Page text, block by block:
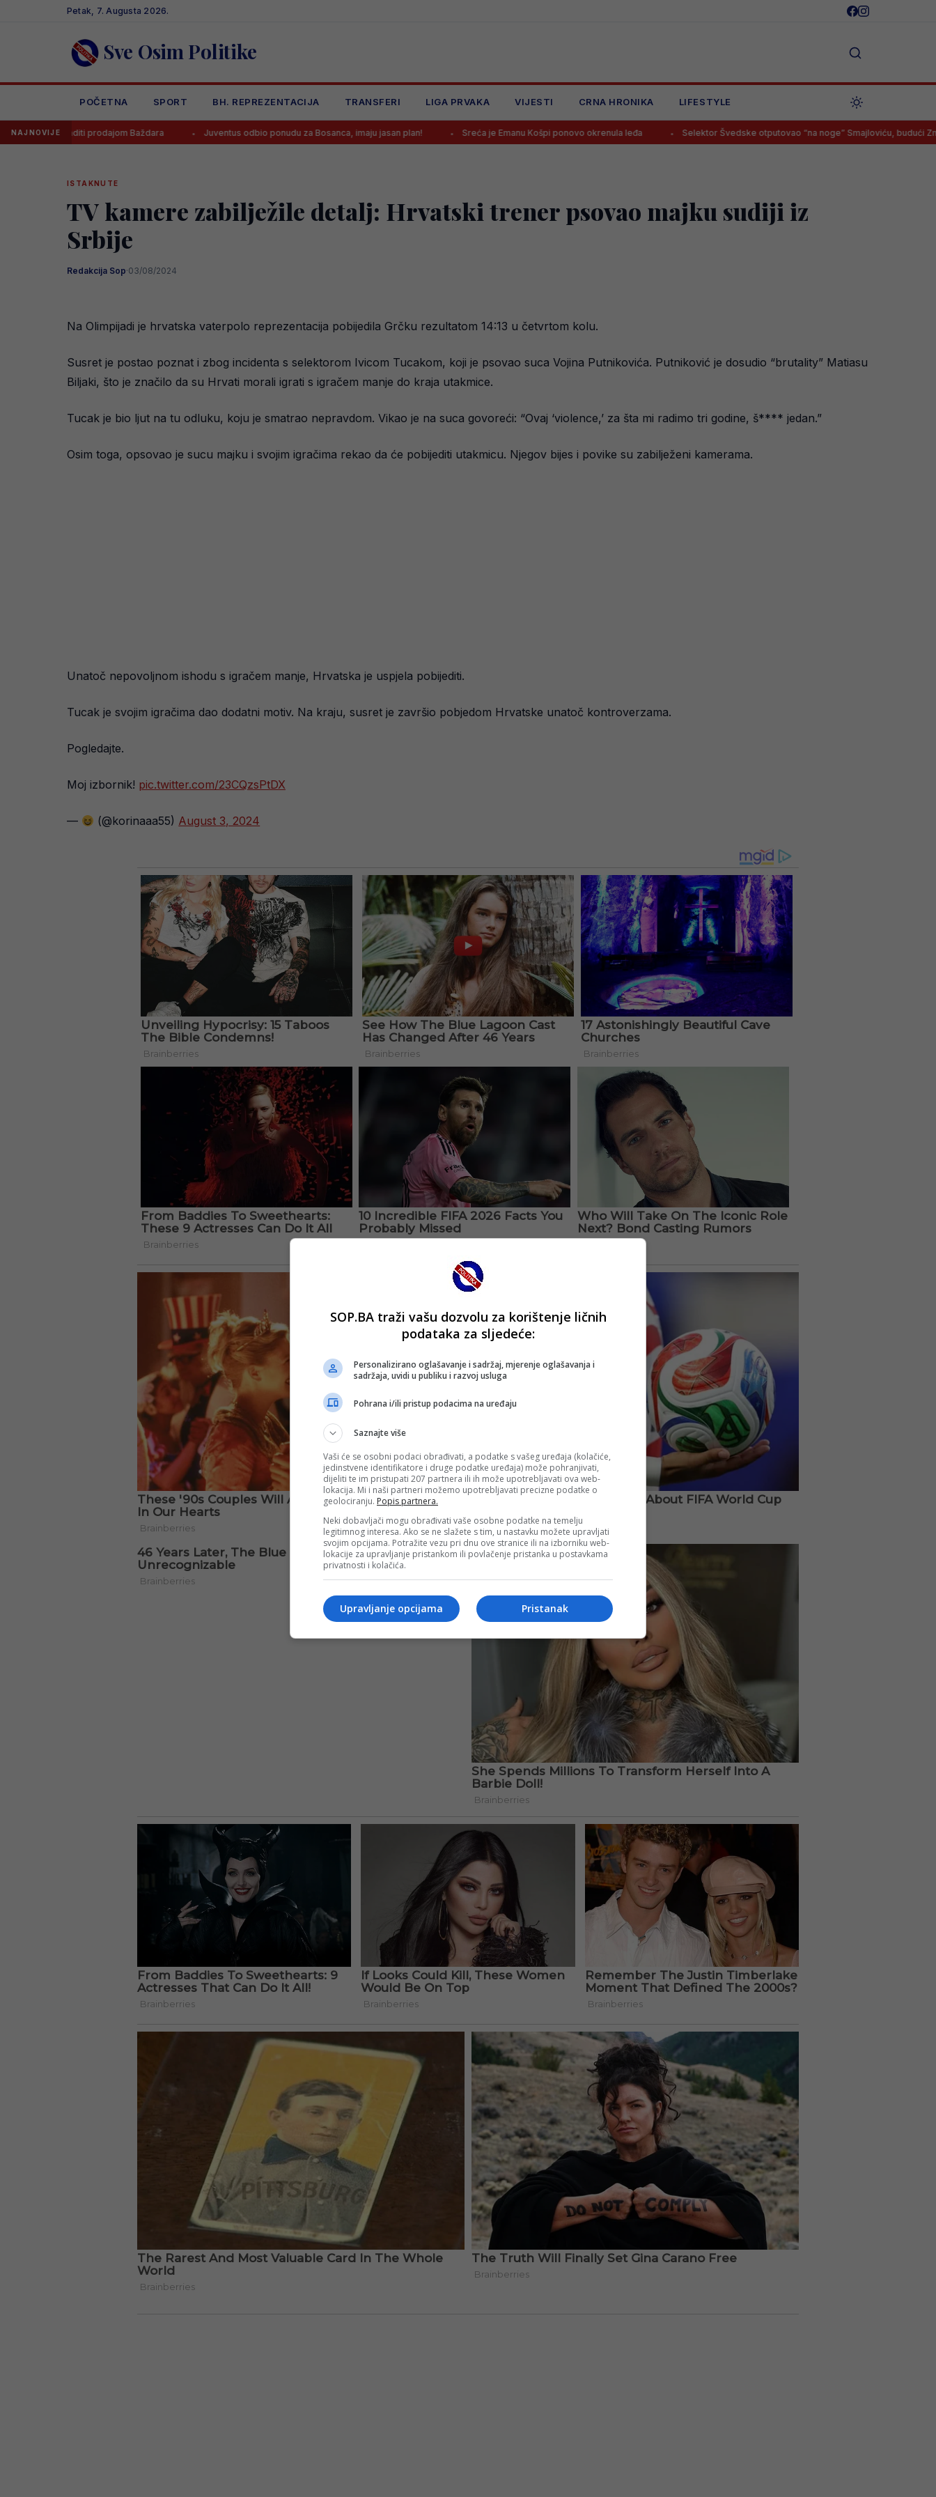
Petak, 7. Augusta 2026.
Sve Osim Politike
POČETNA SPORT BH. REPREZENTACIJA TRANSFERI LIGA PRVAKA VIJESTI CRNA HRONIKA LIFESTYLE
NAJNOVIJE
prodajom Baždara Juventus odbio ponudu za Bosanca, imaju jasan plan! Sreća je Emanu Košpi ponovo okrenula leđa Selektor Švedske otputovao “na noge” Smajloviću, budući Zmaj imao
ISTAKNUTE
TV kamere zabilježile detalj: Hrvatski trener psovao majku sudiji iz
Srbije
Redakcija Sop·03/08/2024
Na Olimpijadi je hrvatska vaterpolo reprezentacija pobijedila Grčku rezultatom 14:13 u četvrtom kolu.
Susret je postao poznat i zbog incidenta s selektorom Ivicom Tucakom, koji je psovao suca Vojina Putnikovića. Putniković je dosudio “brutality” Matiasu
Biljaki, što je značilo da su Hrvati morali igrati s igračem manje do kraja utakmice.
Tucak je bio ljut na tu odluku, koju je smatrao nepravdom. Vikao je na suca govoreći: “Ovaj ‘violence,’ za šta mi radimo tri godine, š**** jedan.”
Osim toga, opsovao je sucu majku i svojim igračima rekao da će pobijediti utakmicu. Njegov bijes i povike su zabilježeni kamerama.
Unatoč nepovoljnom ishodu s igračem manje, Hrvatska je uspjela pobijediti.
Tucak je svojim igračima dao dodatni motiv. Na kraju, susret je završio pobjedom Hrvatske unatoč kontroverzama.
Pogledajte.
Moj izbornik! pic.twitter.com/23CQzsPtDX
— (@korinaaa55) August 3, 2024
SOP.BA traži vašu dozvolu za korištenje ličnih
podataka za sljedeće:
Personalizirano oglašavanje i sadržaj, mjerenje oglašavanja i
sadržaja, uvidi u publiku i razvoj usluga
Pohrana i/ili pristup podacima na uređaju
Saznajte više
Vaši će se osobni podaci obrađivati, a podatke s vašeg uređaja (kolačiće,
jedinstvene identifikatore i druge podatke uređaja) može pohranjivati,
dijeliti te im pristupati 207 partnera ili ih može upotrebljavati ova web-
lokacija. Mi i naši partneri možemo upotrebljavati precizne podatke o
geolociranju. Popis partnera.
Neki dobavljači mogu obrađivati vaše osobne podatke na temelju
legitimnog interesa. Ako se ne slažete s tim, u nastavku možete upravljati
svojim opcijama. Potražite vezu pri dnu ove stranice ili na izborniku web-
lokacije za upravljanje pristankom ili povlačenje pristanka u postavkama
privatnosti i kolačića.
Pristanak
Upravljanje opcijama